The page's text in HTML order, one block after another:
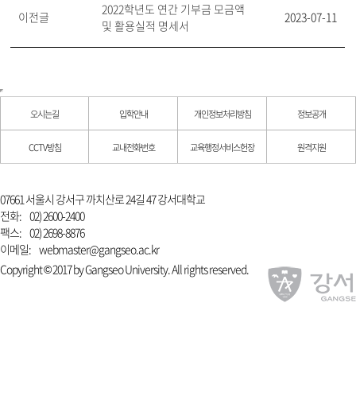
이전글
2022학년도 연간 기부금 모금액
및 활용실적 명세서
2023-07-11
오시는길 입학안내 개인정보처리방침 정보공개
CCTV방침 교내전화번호 교육행정서비스헌장 원격지원
07661 서울시 강서구 까치산로 24길 47 강서대학교
전화: 02) 2600-2400
팩스: 02) 2698-8876
이메일: webmaster@gangseo.ac.kr
Copyright © 2017 by Gangseo University. All rights reserved.